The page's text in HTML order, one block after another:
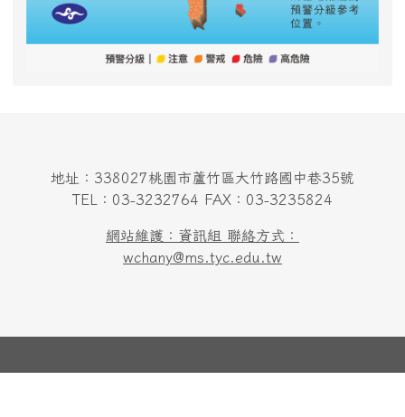
地址：338027桃園市蘆竹區大竹路國中巷35號
TEL：03-3232764 FAX：03-3235824
網站維護：資訊組 聯絡方式：
wchany@ms.tyc.edu.tw